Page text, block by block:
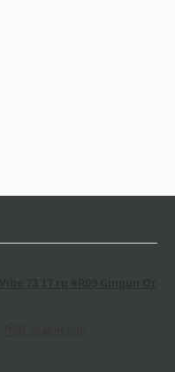
73 17 гр #R09 Ginpun